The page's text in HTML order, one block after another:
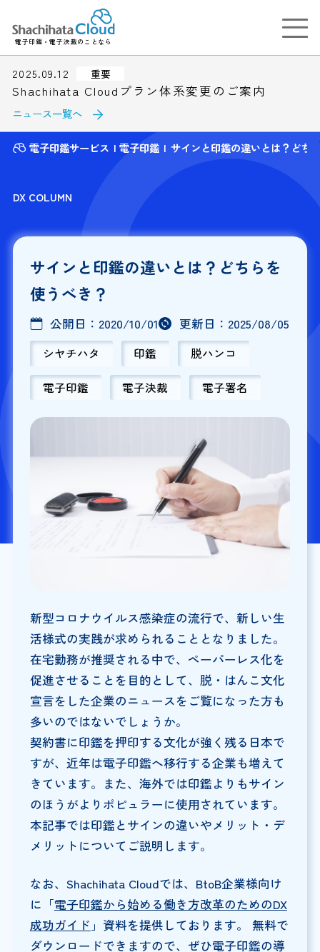
電子印鑑・電子決裁のことなら
2025.09.12 重要
Shachihata Cloudプラン体系変更のご案内
ニュース一覧へ
電子印鑑サービス 電子印鑑 サインと印鑑の違いとは？どち
DX COLUMN
サインと印鑑の違いとは？どちらを
使うべき？
公開日： 2020/10/01 更新日： 2025/08/05
シヤチハタ 印鑑 脱ハンコ
電子印鑑 電子決裁 電子署名
新型コロナウイルス感染症の流行で、新しい生
活様式の実践が求められることとなりました。
在宅勤務が推奨される中で、ペーパーレス化を
促進させることを目的として、脱・はんこ文化
宣言をした企業のニュースをご覧になった方も
多いのではないでしょうか。
契約書に印鑑を押印する文化が強く残る日本で
すが、近年は電子印鑑へ移行する企業も増えて
きています。また、海外では印鑑よりもサイン
のほうがよりポピュラーに使用されています。
本記事では印鑑とサインの違いやメリット・デ
メリットについてご説明します。
なお、Shachihata Cloudでは、BtoB企業様向け
に「電子印鑑から始める働き方改革のためのDX
成功ガイド 」資料を提供しております。 無料で
ダウンロードできますので、ぜひ電子印鑑の導